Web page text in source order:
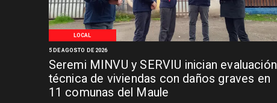
LOCAL
Seremi MINVU y SERVIU inician evaluación
técnica de viviendas con daños graves en
11 comunas del Maule
5 DE AGOSTO DE 2026